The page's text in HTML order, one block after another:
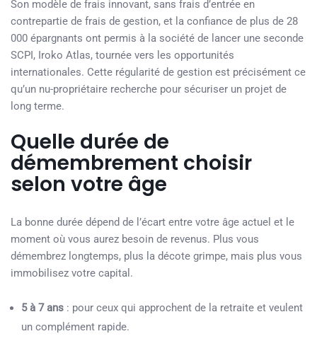
Son modèle de frais innovant, sans frais d’entrée en
contrepartie de frais de gestion, et la confiance de plus de 28
000 épargnants ont permis à la société de lancer une seconde
SCPI, Iroko Atlas, tournée vers les opportunités
internationales. Cette régularité de gestion est précisément ce
qu’un nu-propriétaire recherche pour sécuriser un projet de
long terme.
Quelle durée de
démembrement choisir
selon votre âge
La bonne durée dépend de l’écart entre votre âge actuel et le
moment où vous aurez besoin de revenus. Plus vous
démembrez longtemps, plus la décote grimpe, mais plus vous
immobilisez votre capital.
5 à 7 ans : pour ceux qui approchent de la retraite et veulent
un complément rapide.